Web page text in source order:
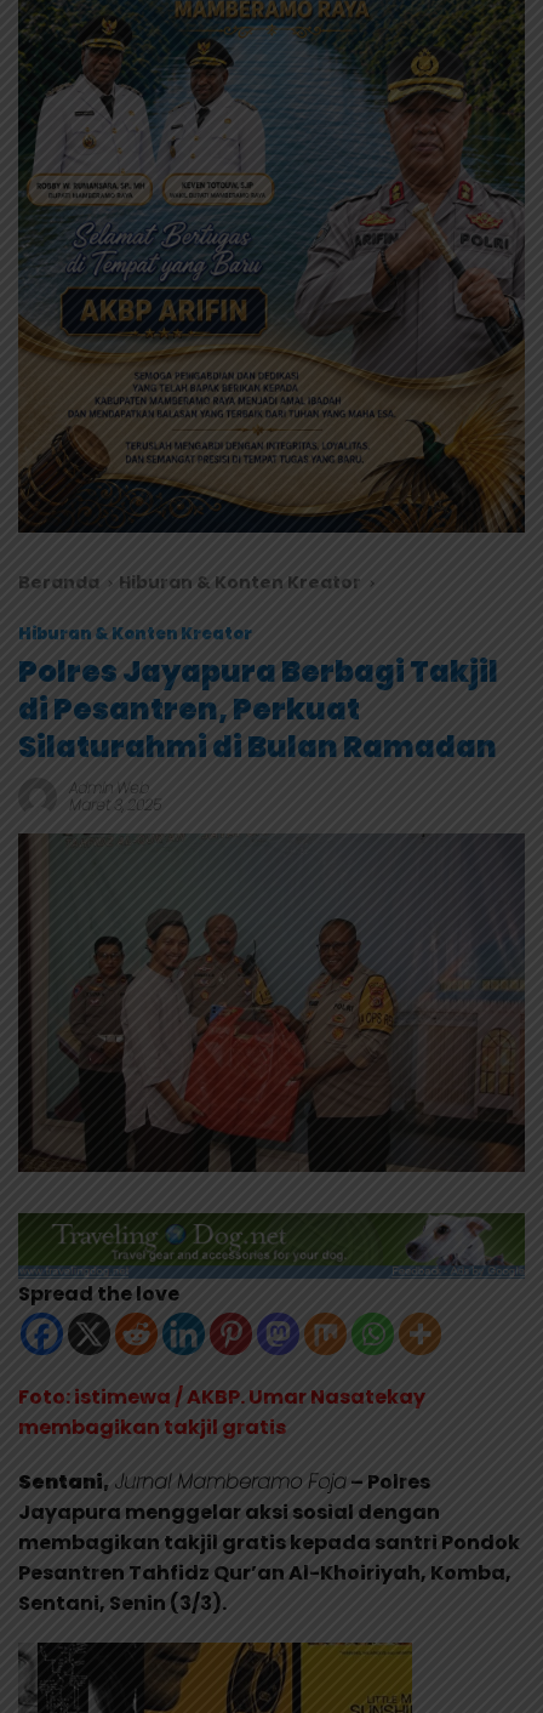
Beranda Hiburan & Konten Kreator
Hiburan & Konten Kreator
Polres Jayapura Berbagi Takjil
di Pesantren, Perkuat
Silaturahmi di Bulan Ramadan
Admin Web
Maret 3, 2025
Spread the love
Foto: istimewa / AKBP. Umar Nasatekay
membagikan takjil gratis
Sentani, Jurnal Mamberamo Foja– Polres
Jayapura menggelar aksi sosial dengan
membagikan takjil gratis kepada santri Pondok
Pesantren Tahfidz Qur’an Al-Khoiriyah, Komba,
Sentani, Senin (3/3).